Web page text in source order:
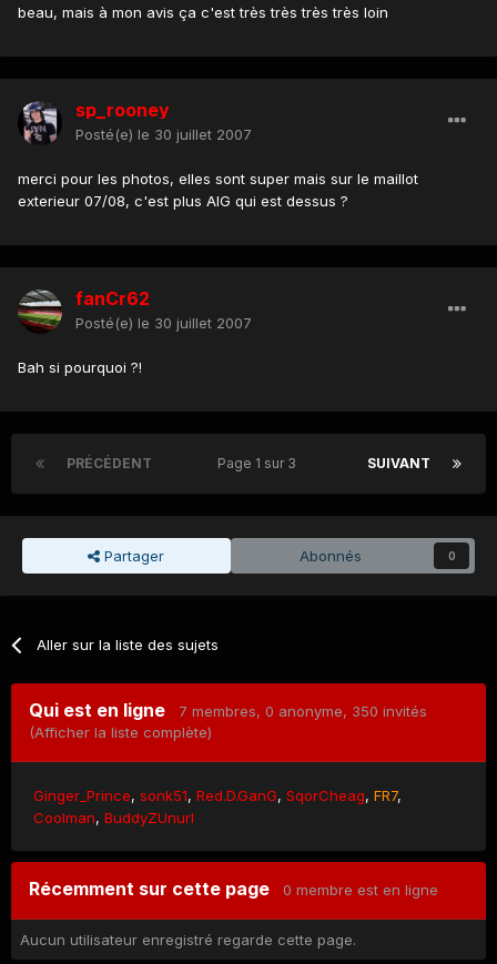
beau, mais à mon avis ça c'est très très très très loin
sp_rooney
Posté(e) le 30 juillet 2007
merci pour les photos, elles sont super mais sur le maillot
exterieur 07/08, c'est plus AIG qui est dessus ?
fanCr62
Posté(e) le 30 juillet 2007
Bah si pourquoi ?!
PRÉCÉDENT SUIVANT
Page 1 sur 3
Partager Abonnés 0
Aller sur la liste des sujets
Qui est en ligne 7 membres, 0 anonyme, 350 invités
(Afficher la liste complète)
Ginger_Prince sonk51 Red.D.GanG SqorCheag FR7
Coolman BuddyZUnurl
Récemment sur cette page 0 membre est en ligne
Aucun utilisateur enregistré regarde cette page.